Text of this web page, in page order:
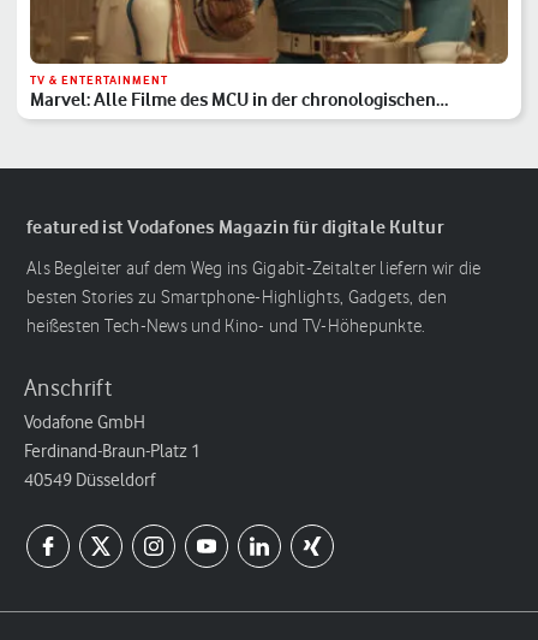
TV & ENTERTAINMENT
Marvel: Alle Filme des MCU in der chronologischen
Reihenfolge
featured ist Vodafones Magazin für digitale Kultur
Als Begleiter auf dem Weg ins Gigabit-Zeitalter liefern wir die
besten Stories zu Smartphone-Highlights, Gadgets, den
heißesten Tech-News und Kino- und TV-Höhepunkte.
Anschrift
Vodafone GmbH
Ferdinand-Braun-Platz 1
40549 Düsseldorf